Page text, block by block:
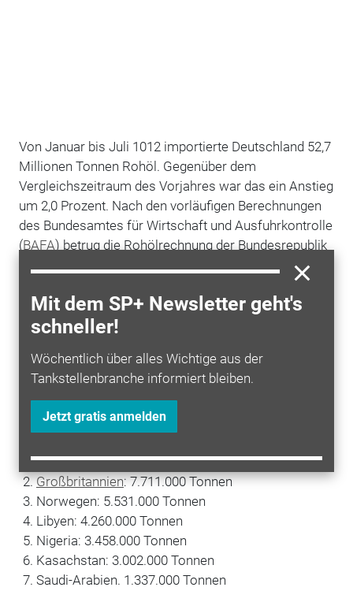
Mit dem SP+ Newsletter geht's
schneller!
Wöchentlich über alles Wichtige aus der
Tankstellenbranche informiert bleiben.
Jetzt gratis anmelden
Von Januar bis Juli 1012 importierte Deutschland 52,7
Millionen Tonnen Rohöl. Gegenüber dem
Vergleichszeitraum des Vorjahres war das ein Anstieg
um 2,0 Prozent. Nach den vorläufigen Berechnungen
des Bundesamtes für Wirtschaft und Ausfuhrkontrolle
(BAFA) betrug die Rohölrechnung der Bundesrepublik
liefertenvon Januar bis Juli folgende Mengen:
Russland: 20.548.000 Tonnen
Großbritannien: 7.711.000 Tonnen
Norwegen: 5.531.000 Tonnen
Libyen: 4.260.000 Tonnen
Nigeria: 3.458.000 Tonnen
Kasachstan: 3.002.000 Tonnen
Saudi-Arabien. 1.337.000 Tonnen